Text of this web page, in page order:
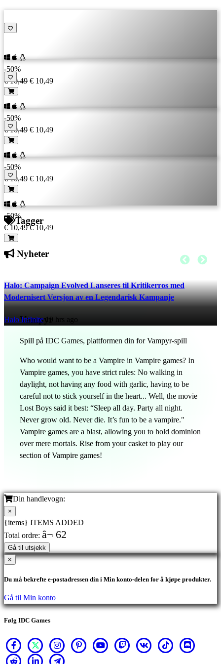
-50%
€ 10,49 € 10,49
-50%
€ 10,49 € 10,49
-50%
€ 10,49 € 10,49
-50%
€ 10,49 € 10,49
Tagger
Nyheter
Halo: Campaign Evolved Lanseres til Kritikerros med
Modernisert Versjon av en Legendarisk Kampanje
Halo Infinite 19 hrs ago
Vampyr
Spill på IDC Games, plattformen din for Vampyr-spill
Who would want to be a Vampire in Vampire games? In
Vampire games, you have strict rules: No walking in
daylight, not having any food with garlic, having to be
careful not to stick yourself in the heart... Well, the movie
Lost Boys said it best: “Sleep all day. Party all night.
Never grow old. Never die. It’s fun to be a vampire."
Vampire games are a blast, allowing you to hold dominion
over mere mortals. Rise from your casket to play our
section of Vampire games!
Din handlevogn:
×
{items} ITEMS ADDED
Total ordre: â¬ 62
Gå til utsjekk
×
Du må bekrefte e-postadressen din i Min konto-delen for å kjøpe produkter.
Gå til Min konto
Følg IDC Games